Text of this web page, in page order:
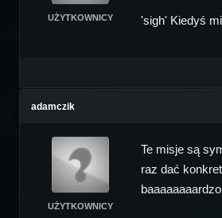
UŻYTKOWNICY 'sigh' Kiedyś
adamczik
UŻYTKOWNICY
Te misje są
raz dać